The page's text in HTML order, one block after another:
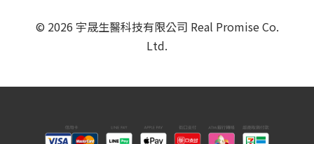
© 2026 宇晟生醫科技有限公司 Real Promise Co.
Ltd.